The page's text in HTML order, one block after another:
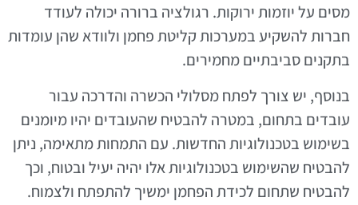
מסים על יוזמות ירוקות. רגולציה ברורה יכולה לעודד
חברות להשקיע במערכות קליטת פחמן ולוודא שהן עומדות
בתקנים סביבתיים מחמירים.
בנוסף, יש צורך לפתח מסלולי הכשרה והדרכה עבור
עובדים בתחום, במטרה להבטיח שהעובדים יהיו מיומנים
בשימוש בטכנולוגיות החדשות. עם התמחות מתאימה, ניתן
להבטיח שהשימוש בטכנולוגיות אלו יהיה יעיל ובטוח, וכך
להבטיח שתחום לכידת הפחמן ימשיך להתפתח ולצמוח.